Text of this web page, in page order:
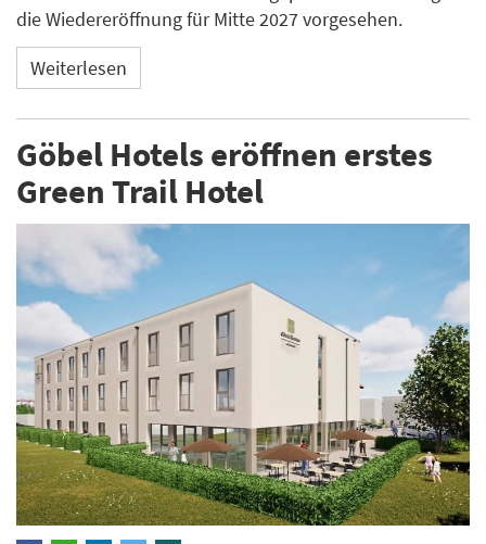
die Wiedereröffnung für Mitte 2027 vorgesehen.
Weiterlesen
Göbel Hotels eröffnen erstes
Green Trail Hotel